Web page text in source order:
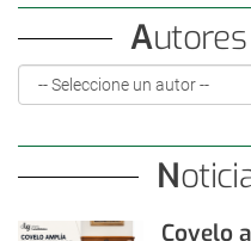
Covelo